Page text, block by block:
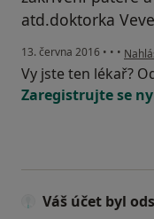
atd.doktorka
13. června 2016 • • • podle
Vy jste ten lékař?
Zaregistrujte se
Váš účet byl